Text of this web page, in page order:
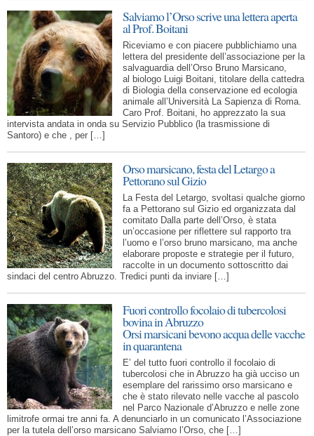
Salviamo l’Orso scrive una lettera aperta
al Prof. Boitani
Riceviamo e con piacere pubblichiamo una
lettera del presidente dell’associazione per la
salvaguardia dell’Orso Bruno Marsicano,
al biologo Luigi Boitani, titolare della cattedra
di Biologia della conservazione ed ecologia
animale all’Università La Sapienza di Roma.
Caro Prof. Boitani, ho apprezzato la sua
intervista andata in onda su Servizio Pubblico (la trasmissione di
Santoro) e che , per […]
Orso marsicano, festa del Letargo a
Pettorano sul Gizio
La Festa del Letargo, svoltasi qualche giorno
fa a Pettorano sul Gizio ed organizzata dal
comitato Dalla parte dell’Orso, è stata
un’occasione per riflettere sul rapporto tra
l’uomo e l’orso bruno marsicano, ma anche
elaborare proposte e strategie per il futuro,
raccolte in un documento sottoscritto dai
sindaci del centro Abruzzo. Tredici punti da inviare […]
Fuori controllo focolaio di tubercolosi
bovina in Abruzzo
Orsi marsicani bevono acqua delle vacche
in quarantena
E’ del tutto fuori controllo il focolaio di
tubercolosi che in Abruzzo ha già ucciso un
esemplare del rarissimo orso marsicano e
che è stato rilevato nelle vacche al pascolo
nel Parco Nazionale d’Abruzzo e nelle zone
limitrofe ormai tre anni fa. A denunciarlo in un comunicato l’Associazione
per la tutela dell’orso marsicano Salviamo l’Orso, che […]